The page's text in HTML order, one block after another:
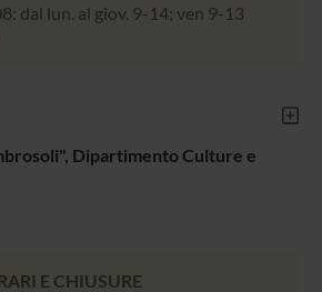
dal lun. al giov. 9-14; ven 9-13
Dipartimento Culture e
E CHIUSURE